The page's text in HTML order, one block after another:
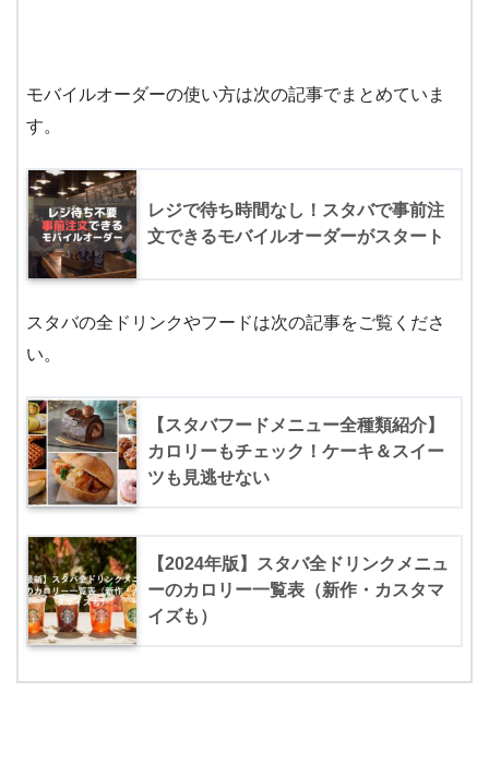
モバイルオーダーの使い方は次の記事でまとめていま
す。
レジで待ち時間なし！スタバで事前注
文できるモバイルオーダーがスタート
スタバの全ドリンクやフードは次の記事をご覧くださ
い。
【スタバフードメニュー全種類紹介】
カロリーもチェック！ケーキ＆スイー
ツも見逃せない
【2024年版】スタバ全ドリンクメニュ
ーのカロリー一覧表（新作・カスタマ
イズも）